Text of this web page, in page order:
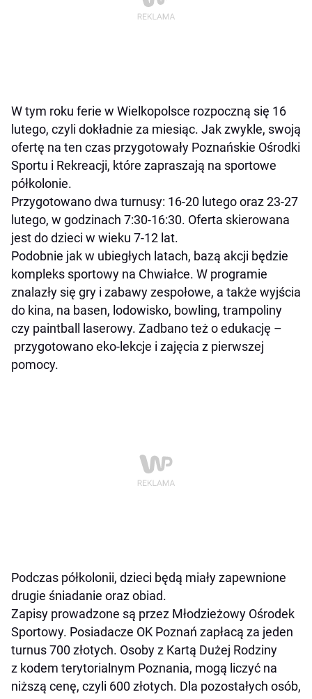
W tym roku ferie w Wielkopolsce rozpoczną się 16
lutego, czyli dokładnie za miesiąc. Jak zwykle, swoją
ofertę na ten czas przygotowały Poznańskie Ośrodki
Sportu i Rekreacji, które zapraszają na sportowe
półkolonie.
Przygotowano dwa turnusy: 16-20 lutego oraz 23-27
lutego, w godzinach 7:30-16:30. Oferta skierowana
jest do dzieci w wieku 7-12 lat.
Podobnie jak w ubiegłych latach, bazą akcji będzie
kompleks sportowy na Chwiałce. W programie
znalazły się gry i zabawy zespołowe, a także wyjścia
do kina, na basen, lodowisko, bowling, trampoliny
czy paintball laserowy. Zadbano też o edukację –
przygotowano eko-lekcje i zajęcia z pierwszej
pomocy.
Podczas półkolonii, dzieci będą miały zapewnione
drugie śniadanie oraz obiad.
Zapisy prowadzone są przez Młodzieżowy Ośrodek
Sportowy. Posiadacze OK Poznań zapłacą za jeden
turnus 700 złotych. Osoby z Kartą Dużej Rodziny
z kodem terytorialnym Poznania, mogą liczyć na
niższą cenę, czyli 600 złotych. Dla pozostałych osób,